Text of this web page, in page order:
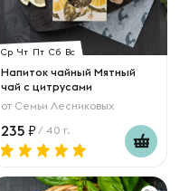
Ср Чт Пт Сб Вс
Напиток чайный Мятный
чай с цитрусами
от Семьи Лесниковых
235 / 40 г.